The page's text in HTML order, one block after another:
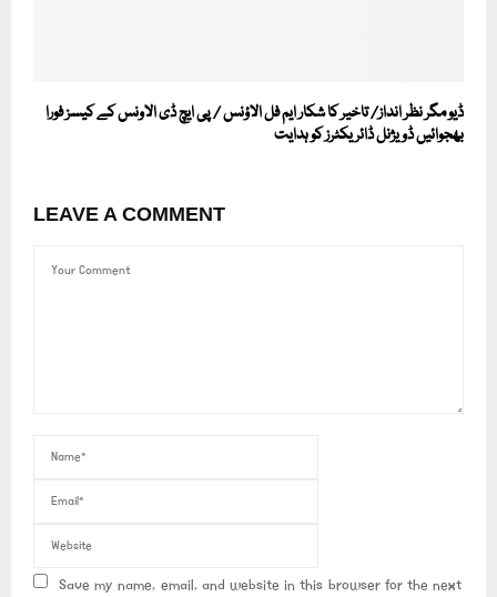
ڈیو مگر نظر انداز/ تاخیر کا شکار ایم فل الاؤنس / پی ایچ ڈی الاونس کے کیسز فورا
بھجوائیں ڈویژنل ڈائریکٹرز کو ہدایت
LEAVE A COMMENT
Save my name, email, and website in this browser for the next